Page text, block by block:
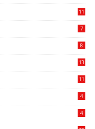
11
7
8
13
11
4
4